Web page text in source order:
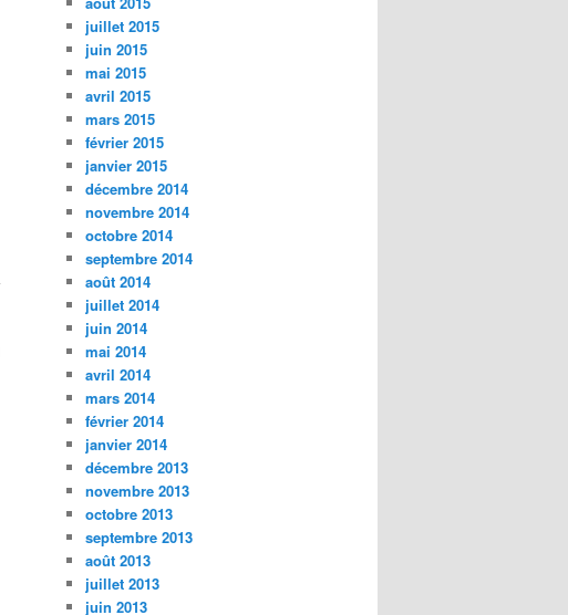
juillet 2015
juin 2015
mai 2015
avril 2015
mars 2015
février 2015
janvier 2015
décembre 2014
novembre 2014
octobre 2014
septembre 2014
août 2014
juillet 2014
juin 2014
mai 2014
avril 2014
mars 2014
février 2014
janvier 2014
décembre 2013
novembre 2013
octobre 2013
septembre 2013
août 2013
juillet 2013
juin 2013